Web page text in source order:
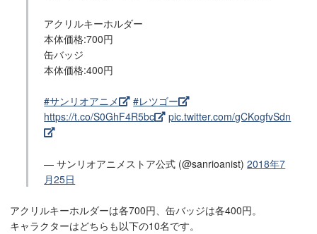
アクリルキーホルダー
本体価格:700円
缶バッジ
本体価格:400円
#サンリオアニメ
#レツゴー
https://t.co/S0GhF4R5bc
pic.twitter.com/gCKogfvSdn
— サンリオアニメストア公式 (@sanrioanist)2018年7
月25日
アクリルキーホルダーは各700円、缶バッジは各400円。
キャラクターはどちらも以下の10名です。